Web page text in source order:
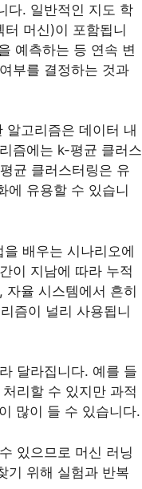
다. 일반적인 지도 학
머신)이 포함됩니
예측하는 등 연속 변
부를 결정하는 것과
고리즘은 데이터 내
즘에는 k-평균 클러스
균 클러스터링은 유
에 유용할 수 있습니
배우는 시나리오에
이 지남에 따라 누적
자율 시스템에서 흔히
즘이 널리 사용됩니
달라집니다. 예를 들
리할 수 있지만 과적
많이 들 수 있습니다.
있으므로 머신 러닝
기 위해 실험과 반복